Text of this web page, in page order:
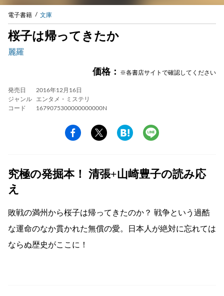
電子書籍 文庫
桜子は帰ってきたか
麗羅
価格： ※各書店サイトで確認してください
発売日
2016年12月16日
ジャンル
エンタメ・ミステリ
コード
1679075300000000000N
究極の発掘本！ 清張+山崎豊子の読み応
え
敗戦の満州から桜子は帰ってきたのか？ 戦争という過酷
な運命のなか貫かれた無償の愛。日本人が絶対に忘れては
ならぬ歴史がここに！